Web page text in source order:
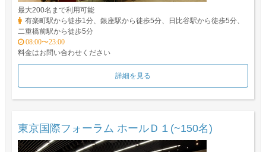
最大200名まで利用可能
有楽町駅から徒歩1分、銀座駅から徒歩5分、日比谷駅から徒歩5分、
二重橋前駅から徒歩5分
08:00〜23:00
料金はお問い合わせください
詳細を見る
東京国際フォーラム ホールＤ１(~150名)